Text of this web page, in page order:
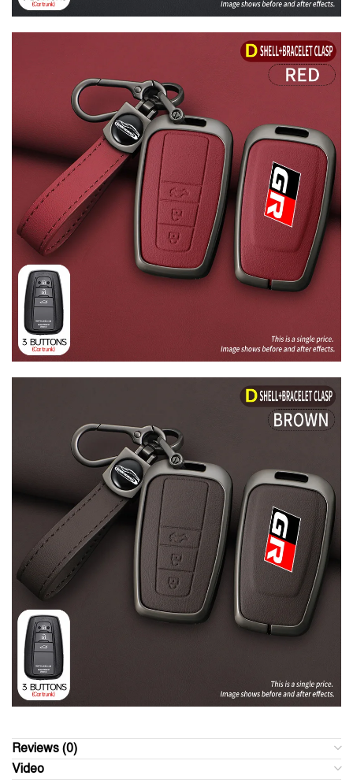
Reviews (0)
Video